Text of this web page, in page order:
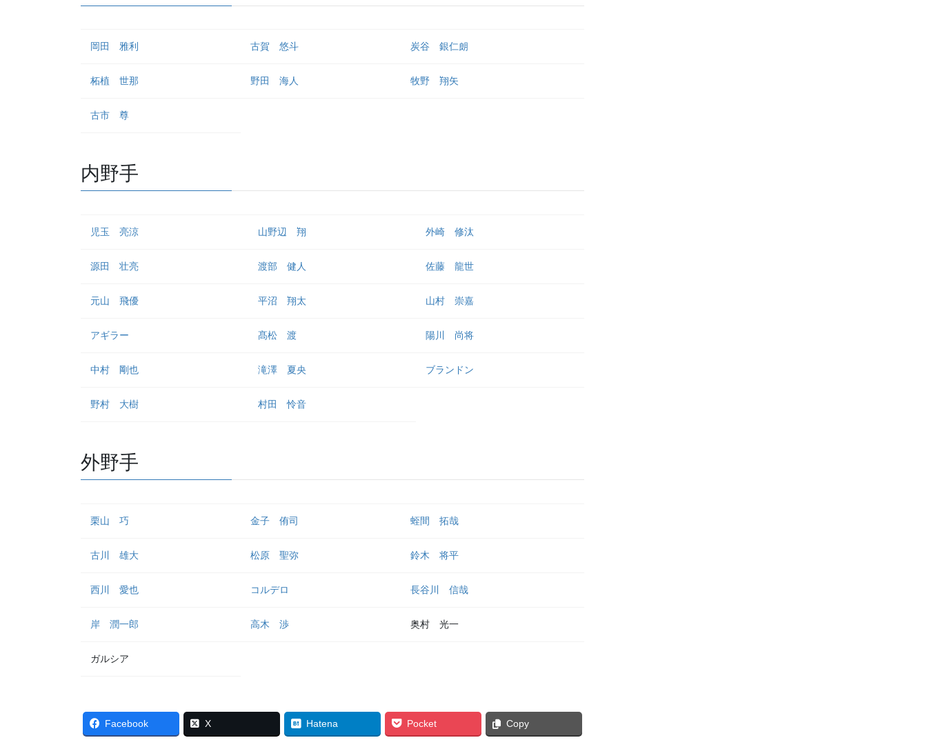
岡田 雅利 古賀 悠斗 炭谷 銀仁朗
柘植 世那 野田 海人 牧野 翔矢
古市 尊
内野手
児玉 亮涼 山野辺 翔 外崎 修汰
源田 壮亮 渡部 健人 佐藤 龍世
元山 飛優 平沼 翔太 山村 崇嘉
アギラー 髙松 渡 陽川 尚将
中村 剛也 滝澤 夏央 ブランドン
野村 大樹 村田 怜音
外野手
栗山 巧 金子 侑司 蛭間 拓哉
古川 雄大 松原 聖弥 鈴木 将平
西川 愛也 コルデロ 長谷川 信哉
岸 潤一郎 高木 渉 奥村 光一
ガルシア
Facebook X Hatena Pocket Copy